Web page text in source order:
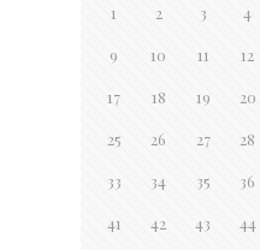
1 2 3 4
9 10 11 12
17 18 19 20
25 26 27 28
33 34 35 36
41 42 43 44